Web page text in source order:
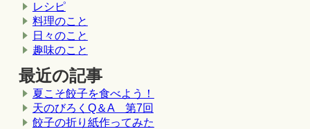
レシピ
料理のこと
日々のこと
趣味のこと
最近の記事
夏こそ餃子を食べよう！
天のびろくQ＆A 第7回
餃子の折り紙作ってみた